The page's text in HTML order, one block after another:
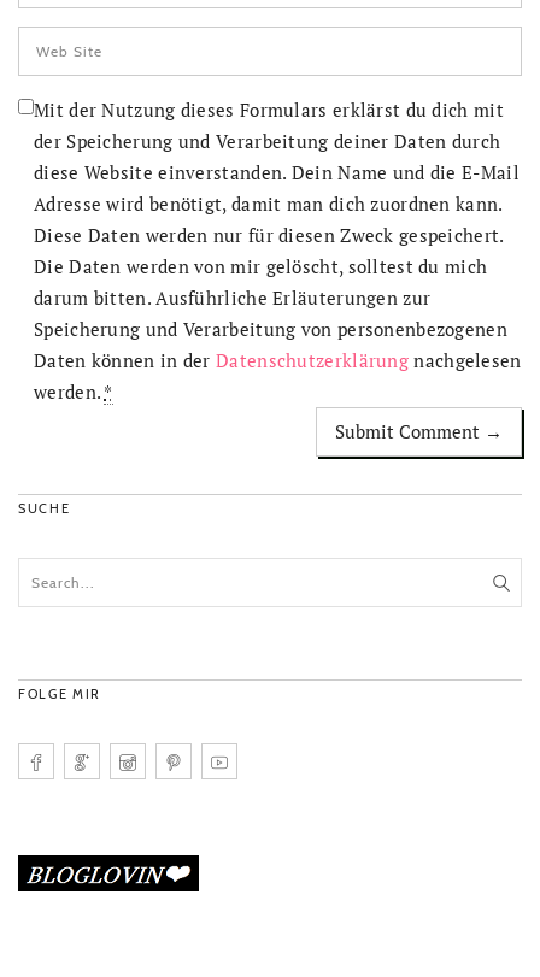
Mit der Nutzung dieses Formulars erklärst du dich mit
der Speicherung und Verarbeitung deiner Daten durch
diese Website einverstanden. Dein Name und die E-Mail
Adresse wird benötigt, damit man dich zuordnen kann.
Diese Daten werden nur für diesen Zweck gespeichert.
Die Daten werden von mir gelöscht, solltest du mich
darum bitten. Ausführliche Erläuterungen zur
Speicherung und Verarbeitung von personenbezogenen
Daten können in derDatenschutzerklärung nachgelesen
werden. *
SUCHE
FOLGE MIR